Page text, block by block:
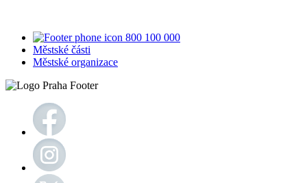
800 100 000
Městské části
Městské organizace